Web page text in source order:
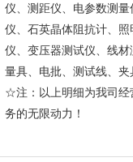
仪、测距仪、电参数测
仪、石英晶体阻抗计、
仪、变压器测试仪、线
量具、电批、测试线、
☆注：以上明细为我司经
务的无限动力！